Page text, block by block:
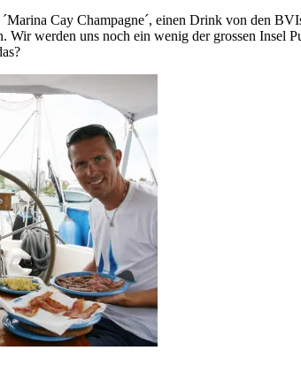
Cay Champagne´, einen Drink von den
Wir werden uns noch ein wenig der grossen Insel